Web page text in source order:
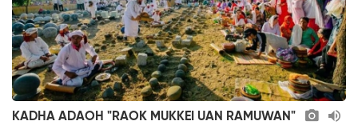
KADHA ADAOH "RAOK MUKKEI UAN RAMUWAN"